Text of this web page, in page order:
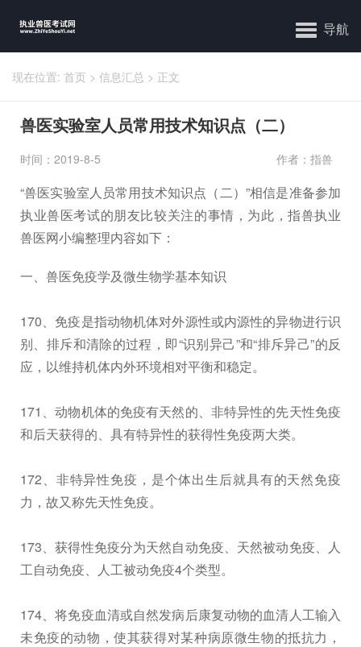
导航
现在位置: 首页 > 信息汇总 > 正文
兽医实验室人员常用技术知识点（二）
时间：2019-8-5 作者：指兽
“兽医实验室人员常用技术知识点（二）”相信是准备参加
执业兽医考试的朋友比较关注的事情，为此，指兽执业
兽医网小编整理内容如下：
一、兽医免疫学及微生物学基本知识
170、免疫是指动物机体对外源性或内源性的异物进行识
别、排斥和清除的过程，即“识别异己”和“排斥异己”的反
应，以维持机体内外环境相对平衡和稳定。
171、动物机体的免疫有天然的、非特异性的先天性免疫
和后天获得的、具有特异性的获得性免疫两大类。
172、非特异性免疫，是个体出生后就具有的天然免疫
力，故又称先天性免疫。
173、获得性免疫分为天然自动免疫、天然被动免疫、人
工自动免疫、人工被动免疫4个类型。
174、将免疫血清或自然发病后康复动物的血清人工输入
未免疫的动物，使其获得对某种病原微生物的抵抗力，